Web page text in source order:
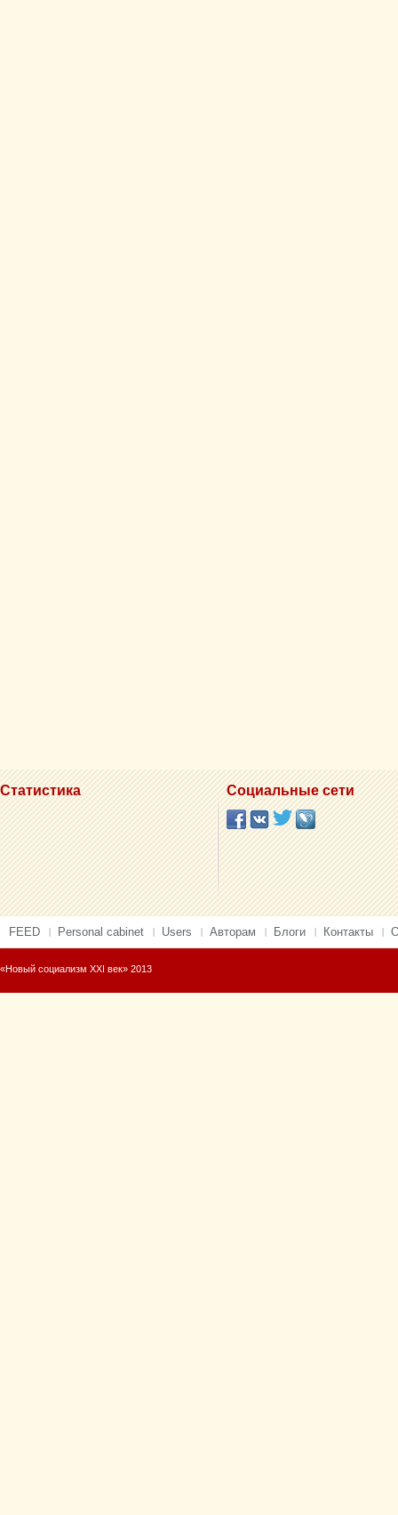
Статистика Социальные сети
FEED Personal cabinet Users Авторам Блоги Контакты
«Новый социализм XXI век» 2013